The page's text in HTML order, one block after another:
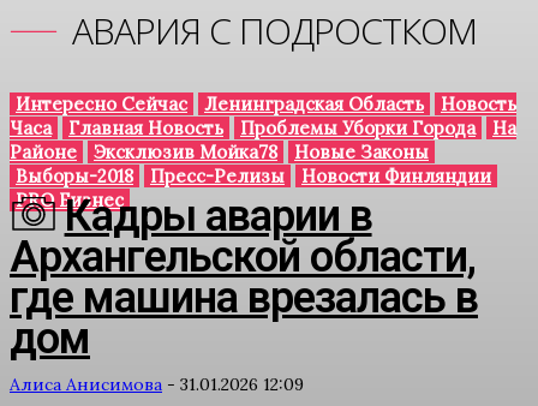
АВАРИЯ С ПОДРОСТКОМ
Интересно Сейчас Ленинградская Область
Новость
Часа
Главная Новость Проблемы Уборки Города
На
Районе
Эксклюзив Мойка78
Новые Законы
Выборы-2018
Пресс-Релизы
Новости Финляндии
PRO Бизнес
Кадры аварии в
Архангельской области,
где машина врезалась в
дом
Алиса Анисимова - 31.01.2026 12:09